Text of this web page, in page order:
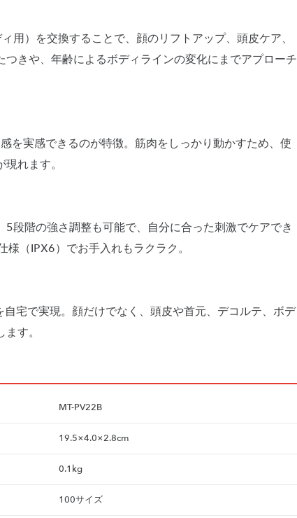
）を交換することで、顔のリフトアップ、頭皮ケア、
きや、年齢によるボディラインの変化にまでアプローチ
を実感できるのが特徴。筋肉をしっかり動かすため、使
れます。
段階の強さ調整も可能で、自分に合った刺激でケアでき
（IPX6）でお手入れもラクラク。
宅で実現。顔だけでなく、頭皮や首元、デコルテ、ボデ
す。
MT-PV22B
19.5×4.0×2.8cm
0.1kg
100サイズ